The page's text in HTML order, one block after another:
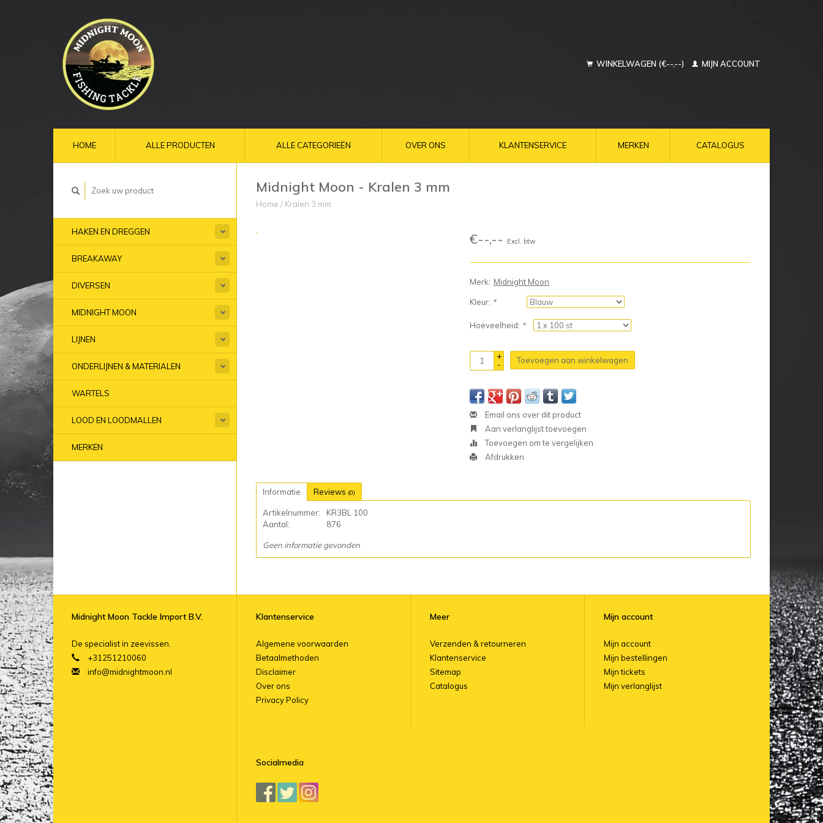
WINKELWAGEN (€--,--) MIJN ACCOUNT
HOME ALLE PRODUCTEN ALLE CATEGORIEËN OVER ONS KLANTENSERVICE MERKEN CATALOGUS
HAKEN EN DREGGEN
BREAKAWAY
DIVERSEN
MIDNIGHT MOON
LIJNEN
ONDERLIJNEN & MATERIALEN
WARTELS
LOOD EN LOODMALLEN
MERKEN
Midnight Moon - Kralen 3 mm
Home / Kralen 3 mm
€--,-- Excl. btw
Merk: Midnight Moon
Kleur: *
Hoeveelheid: *
+
-
Toevoegen aan winkelwagen
Email ons over dit product
Aan verlanglijst toevoegen
Toevoegen om te vergelijken
Afdrukken
Informatie Reviews (0)
Artikelnummer:
KR3BL 100
Aantal:
876
Geen informatie gevonden
Midnight Moon Tackle Import B.V.
De specialist in zeevissen.
+31251210060
info@midnightmoon.nl
Klantenservice
Algemene voorwaarden
Betaalmethoden
Disclaimer
Over ons
Privacy Policy
Meer
Verzenden & retourneren
Klantenservice
Sitemap
Catalogus
Mijn account
Mijn account
Mijn bestellingen
Mijn tickets
Mijn verlanglijst
Socialmedia